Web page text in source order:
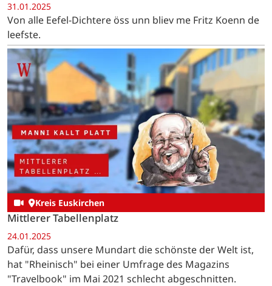
31.01.2025
Von alle Eefel-Dichtere öss unn bliev me Fritz Koenn de
leefste.
Kreis Euskirchen
Mittlerer Tabellenplatz
24.01.2025
Dafür, dass unsere Mundart die schönste der Welt ist,
hat "Rheinisch" bei einer Umfrage des Magazins
"Travelbook" im Mai 2021 schlecht abgeschnitten.